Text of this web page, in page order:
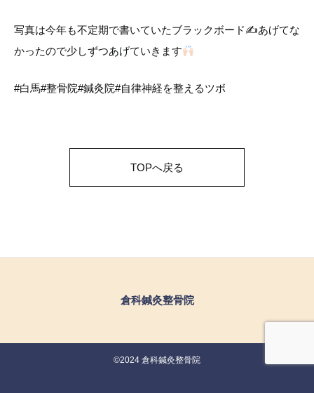
写真は今年も不定期で書いていたブラックボード✍あげてな
かったので少しずつあげていきます
#白馬#整骨院#鍼灸院#自律神経を整えるツボ
TOPへ戻る
倉科鍼灸整骨院
©2024 倉科鍼灸整骨院